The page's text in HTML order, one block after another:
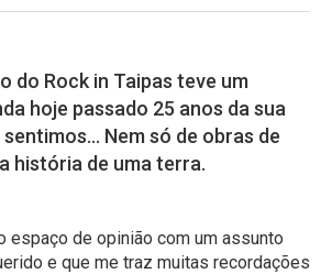
do Rock in Taipas teve um
hoje passado 25 anos da sua
Nem só de obras de
história de uma terra.
espaço de opinião com um assunto
e que me traz muitas recordações